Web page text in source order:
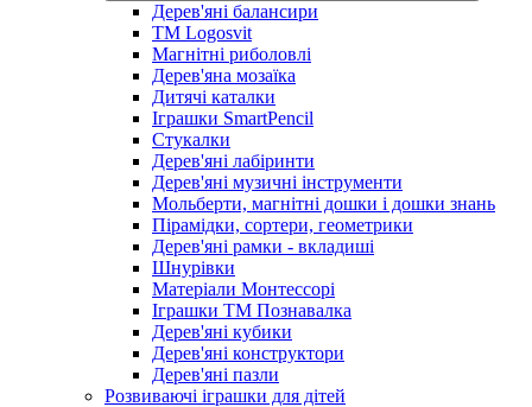
Дерев'яні балансири
TM Logosvit
Магнітні риболовлі
Дерев'яна мозаїка
Дитячі каталки
Іграшки SmartPencil
Стукалки
Дерев'яні лабіринти
Дерев'яні музичні інструменти
Мольберти, магнітні дошки і дошки знань
Пірамідки, сортери, геометрики
Дерев'яні рамки - вкладиші
Шнурівки
Матеріали Монтессорі
Іграшки ТМ Познавалка
Дерев'яні кубики
Дерев'яні конструктори
Дерев'яні пазли
Розвиваючі іграшки для дітей